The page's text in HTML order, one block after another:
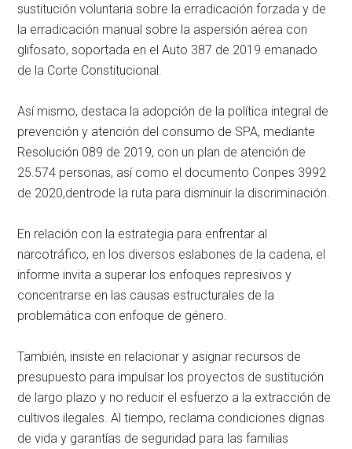
sustitución voluntaria sobre la erradicación forzada y de
la erradicación manual sobre la aspersión aérea con
glifosato, soportada en el Auto 387 de 2019 emanado
de la Corte Constitucional.
Así mismo, destaca la adopción de la política integral de
prevención y atención del consumo de SPA, mediante
Resolución 089 de 2019, con un plan de atención de
25.574 personas, así como el documento Conpes 3992
de 2020,dentrode la ruta para disminuir la discriminación.
En relación con la estrategia para enfrentar al
narcotráfico, en los diversos eslabones de la cadena, el
informe invita a superar los enfoques represivos y
concentrarse en las causas estructurales de la
problemática con enfoque de género.
También, insiste en relacionar y asignar recursos de
presupuesto para impulsar los proyectos de sustitución
de largo plazo y no reducir el esfuerzo a la extracción de
cultivos ilegales. Al tiempo, reclama condiciones dignas
de vida y garantías de seguridad para las familias